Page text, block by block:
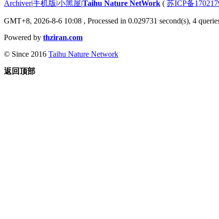
Archiver|手机版|小黑屋|Taihu Nature NetWork ( 苏ICP备
GMT+8, 2026-8-6 10:08 , Processed in 0.029731 second(s), 4
Powered by thziran.com
© Since 2016 Taihu Nature Network
返回顶部